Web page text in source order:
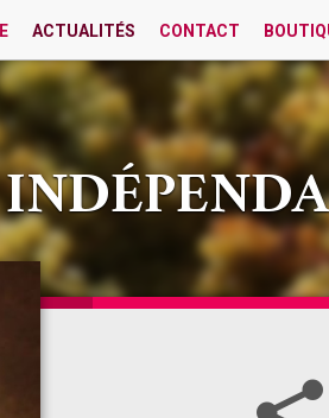
ACTUALITÉS CONTACT